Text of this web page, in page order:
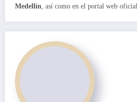
Medellín , así como en el portal web oficial.